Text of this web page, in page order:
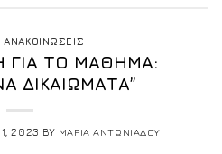
ΑΝΑΚΟΙΝΩΣΕΙΣ
ΓΙΑ ΤΟ ΜΑΘΗΜΑ:
ΔΙΚΑΙΩΜΑΤΑ”
1, 2023 BY ΜΑΡΙΑ ΑΝΤΩΝΙΑΔΟΥ